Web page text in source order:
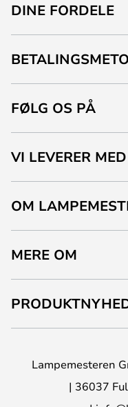
DINE FORDELE
FØLG OS PÅ
VI LEVERER MED
OM
MERE OM
Lampemesteren
36037